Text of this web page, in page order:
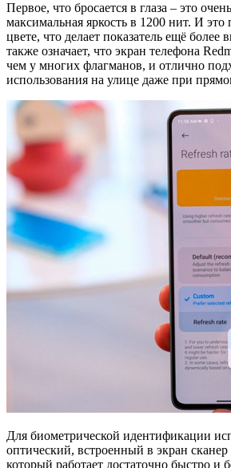
Первое, что бросается в глаза – это
максимальная яркость в 1200 нит. И
цвете, что делает показатель ещё
также означает, что экран телефона
чем у многих флагманов, и отлично
использования на улице даже при
Для биометрической идентификации
оптический, встроенный в экран сканер
который работает достаточно быстро и